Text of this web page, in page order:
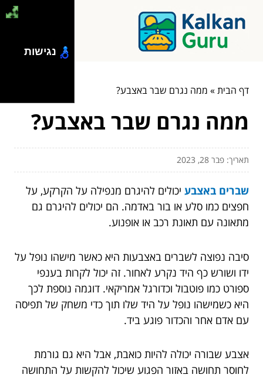
דף הבית» ממה נגרם שבר באצבע?
ממה נגרם שבר באצבע?
תאריך: פבר 28, 2023
שברים באצבע יכולים להיגרם מנפילה על הקרקע, על
חפצים כמו סלע או בור באדמה. הם יכולים להיגרם גם
מתאונה עם תאונת רכב או אופנוע.
סיבה נפוצה לשברים באצבעות היא כאשר מישהו נופל על
ידו ושורש כף היד נקרע לאחור. זה יכול לקרות בענפי
ספורט כמו פוטבול וכדורגל אמריקאי. דוגמה נוספת לכך
היא כשמישהו נופל על היד שלו תוך כדי משחק של תפיסה
עם אדם אחר והכדור פוגע ביד.
אצבע שבורה יכולה להיות כואבת, אבל היא גם גורמת
לחוסר תחושה באזור הפגוע שיכול להקשות על התחושה
נגישות